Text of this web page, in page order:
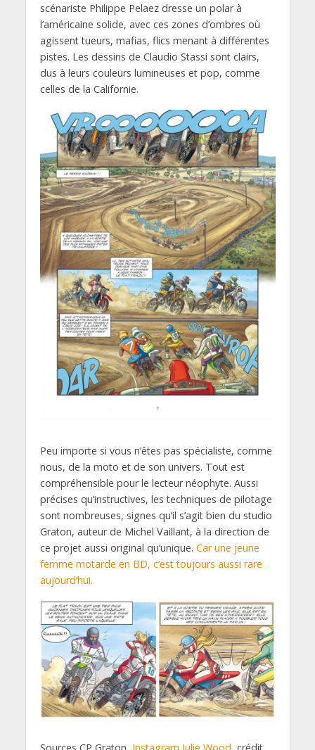
scénariste Philippe Pelaez dresse un polar à
l’américaine solide, avec ces zones d’ombres où
agissent tueurs, mafias, flics menant à différentes
pistes. Les dessins de Claudio Stassi sont clairs,
dus à leurs couleurs lumineuses et pop, comme
celles de la Californie.
Peu importe si vous n’êtes pas spécialiste, comme
nous, de la moto et de son univers. Tout est
compréhensible pour le lecteur néophyte. Aussi
précises qu’instructives, les techniques de pilotage
sont nombreuses, signes qu’il s’agit bien du studio
Graton, auteur de Michel Vaillant, à la direction de
ce projet aussi original qu’unique. Car une jeune
femme motarde en BD, c’est toujours aussi rare
aujourd’hui.